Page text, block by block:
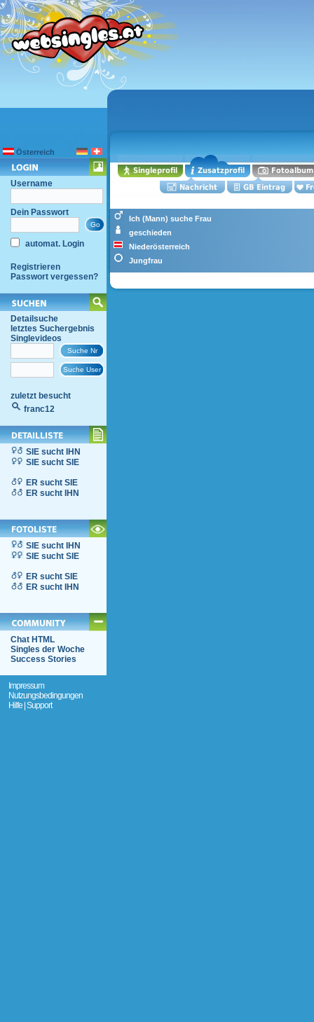
Österreich
Username
Dein Passwort
automat. Login
Registrieren
Passwort vergessen?
Detailsuche
letztes Suchergebnis
Singlevideos
zuletzt besucht
franc12
SIE sucht IHN
SIE sucht SIE
ER sucht SIE
ER sucht IHN
SIE sucht IHN
SIE sucht SIE
ER sucht SIE
ER sucht IHN
Chat HTML
Singles der Woche
Success Stories
Impressum
Nutzungsbedingungen
Hilfe | Support
Ich (Mann) suche Frau
geschieden
Niederösterreich
Jungfrau